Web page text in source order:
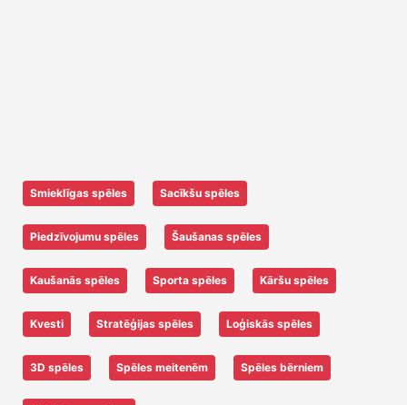
Smieklīgas spēles Sacīkšu spēles
Piedzīvojumu spēles Šaušanas spēles
Kaušanās spēles Sporta spēles Kāršu spēles
Kvesti Stratēģijas spēles Loģiskās spēles
3D spēles Spēles meitenēm Spēles bērniem